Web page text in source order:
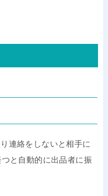
連絡をしないと相手に
と自動的に出品者に振